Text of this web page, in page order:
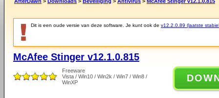
Dit is een oude versie van deze software. Je kunt ook de v12.2.0.89 (laatste
McAfee Stinger v12.1.0.815
Freeware
Vista / Win10 / Win2k / Win7 / Win8 /
WinXP